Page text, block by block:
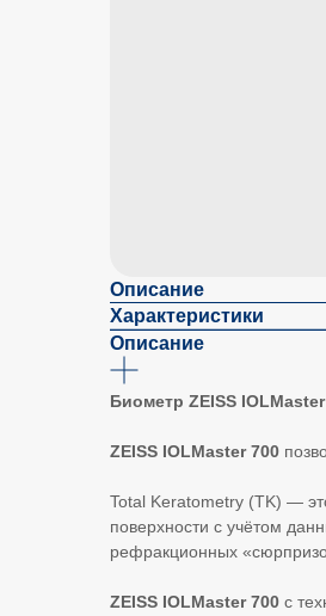
Описание
Характеристики
Описание
Биометр ZEISS
ZEISS IOLMaster 700
Total Keratometry (TK) —
поверхности с учётом
рефракционных
ZEISS IOLMaster 700 с